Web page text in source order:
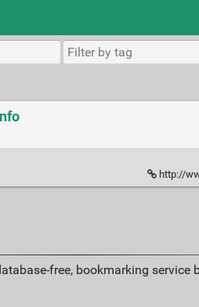
http://
free, bookmarking service